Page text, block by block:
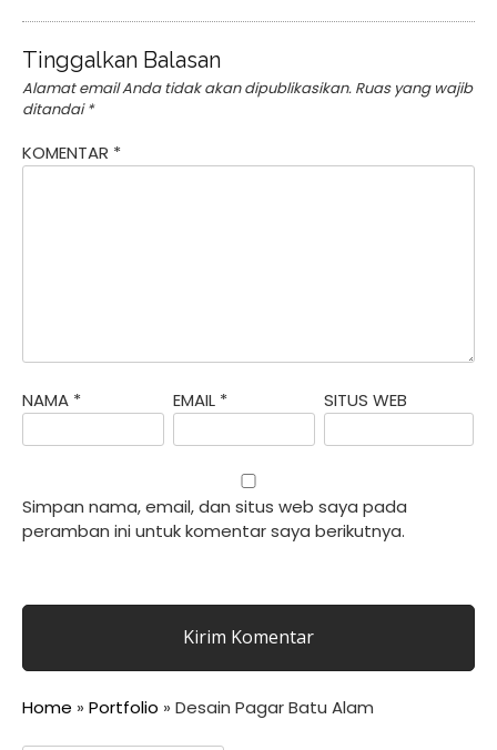
Tinggalkan Balasan
Alamat email Anda tidak akan dipublikasikan. Ruas yang wajib
ditandai*
KOMENTAR *
NAMA * EMAIL * SITUS WEB
Simpan nama, email, dan situs web saya pada
peramban ini untuk komentar saya berikutnya.
Home » Portfolio » Desain Pagar Batu Alam